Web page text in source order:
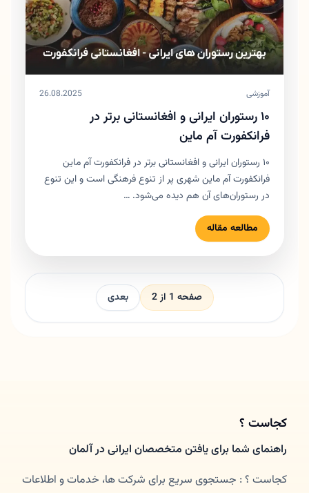
آموزشی 26.08.2025
۱۰ رستوران ایرانی و افغانستانی برتر در
فرانکفورت آم ماین
۱۰ رستوران ایرانی و افغانستانی برتر در فرانکفورت آم ماین
فرانکفورت آم ماین شهری پر از تنوع فرهنگی است و این تنوع
در رستوران‌های آن هم دیده می‌شود. …
مطالعه مقاله
صفحه 1 از 2 بعدی
کجاست ؟
راهنمای شما برای یافتن متخصصان ایرانی در آلمان
کجاست ؟ : جستجوی سریع برای شرکت ها، خدمات و اطلاعات